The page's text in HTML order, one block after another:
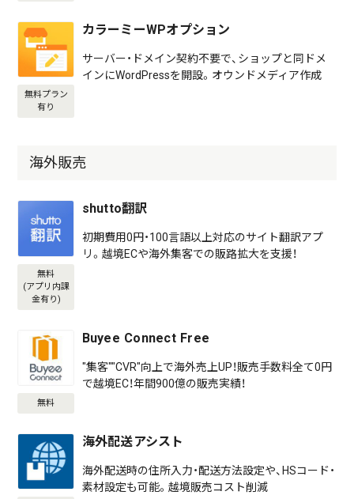
無料プラン
有り
カラーミーWPオプション
サーバー・ドメイン契約不要で、ショップと同ドメ
インにWordPressを開設。オウンドメディア作成
海外販売
無料
(アプリ内課
金有り)
shutto翻訳
初期費用0円・100言語以上対応のサイト翻訳アプ
リ。越境ECや海外集客での販路拡大を支援！
無料
Buyee Connect Free
"集客""CVR"向上で海外売上UP！販売手数料全て0円
で越境EC！年間900億の販売実績！
海外配送アシスト
海外配送時の住所入力・配送方法設定や、HSコード・
素材設定も可能。越境販売コスト削減